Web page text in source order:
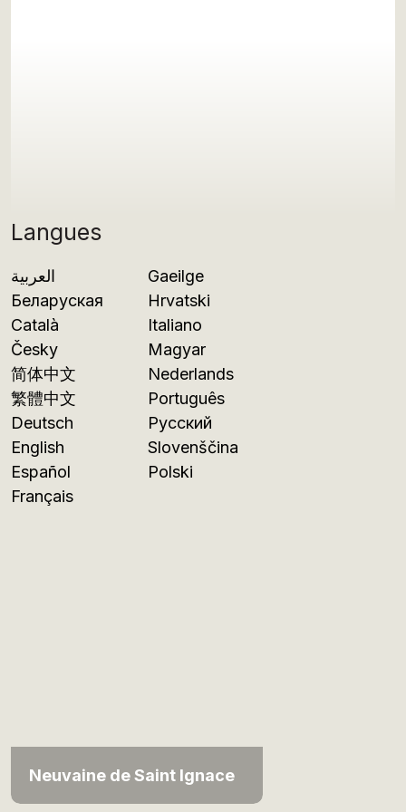
Langues
العربية
Беларуская
Català
Česky
简体中文
繁體中文
Deutsch
English
Español
Français
Gaeilge
Hrvatski
Italiano
Magyar
Nederlands
Português
Русский
Slovenščina
Polski
Neuvaine de Saint Ignace